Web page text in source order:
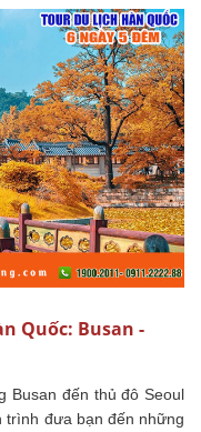
Quốc: Busan -
Busan đến thủ đô Seoul
trình đưa bạn đến những